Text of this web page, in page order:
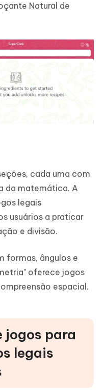
Natural de
cada uma com
da matemática. A
legais
usuários a praticar
e divisão.
formas, ângulos e
oferece jogos
espacial.
jogos para
legais